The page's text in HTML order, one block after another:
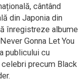
cântând
din Japonia din
înregistreze albume
Gonna Let You
publicului cu
precum Black